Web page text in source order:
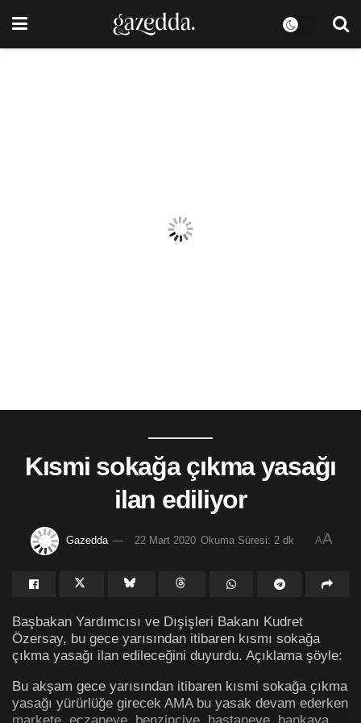
Kısmi sokağa çıkma yasağı
ilan ediliyor
Gazedda 22 Mart 2020 Okuma Süresi: 2 dk AA
Başbakan Yardımcısı ve Dışişleri Bakanı Kudret
Özersay, bu gece yarısından itibaren kısmı sokağa
çıkma yasağı ilan edileceğini duyurdu. Açıklama şöyle:
Bu akşam gece yarısından itibaren kısmi sokağa çıkma
yasağı yürürlüğe girecek AMA bu yasak devam ederken